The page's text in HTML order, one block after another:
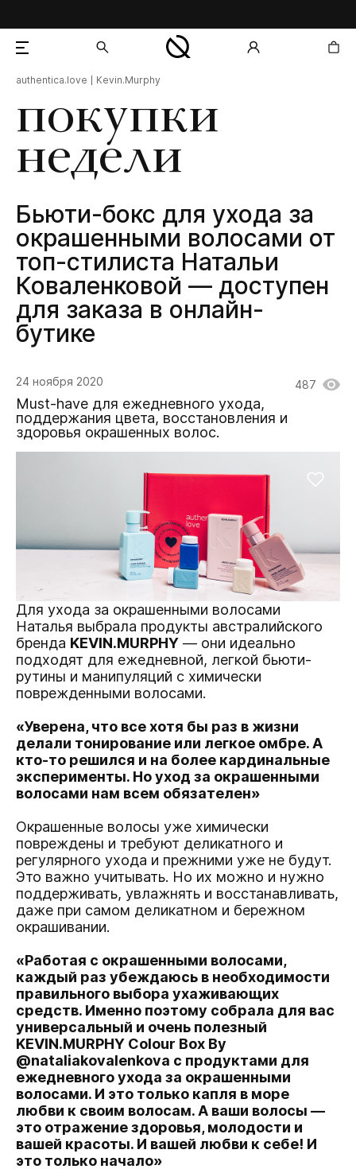
покупки
недели
Бьюти-бокс для ухода за
окрашенными волосами от
топ-стилиста Натальи
Коваленковой — доступен
для заказа в онлайн-
бутике
authentica.love Kevin.Murphy
24 ноября 2020 487
Must-have для ежедневного ухода,
поддержания цвета, восстановления и
здоровья окрашенных волос.
Для ухода за окрашенными волосами
Наталья выбрала продукты австралийского
бренда KEVIN.MURPHY — они идеально
подходят для ежедневной, легкой бьюти-
рутины и манипуляций с химически
поврежденными волосами.
«Уверена, что все хотя бы раз в жизни
делали тонирование или легкое омбре. А
кто-то решился и на более кардинальные
эксперименты. Но уход за окрашенными
волосами нам всем обязателен»
Окрашенные волосы уже химически
повреждены и требуют деликатного и
регулярного ухода и прежними уже не будут.
Это важно учитывать. Но их можно и нужно
поддерживать, увлажнять и восстанавливать,
даже при самом деликатном и бережном
окрашивании.
«Работая с окрашенными волосами,
каждый раз убеждаюсь в необходимости
правильного выбора ухаживающих
средств. Именно поэтому собрала для вас
универсальный и очень полезный
KEVIN.MURPHY Colour Box By
@nataliakovalenkova с продуктами для
ежедневного ухода за окрашенными
волосами. И это только капля в море
любви к своим волосам. А ваши волосы —
это отражение здоровья, молодости и
вашей красоты. И вашей любви к себе! И
это только начало»